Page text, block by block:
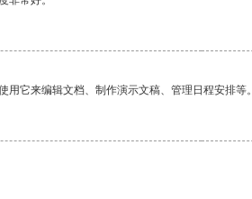
它来编辑文档、制作演示文稿、管理日程安排等。